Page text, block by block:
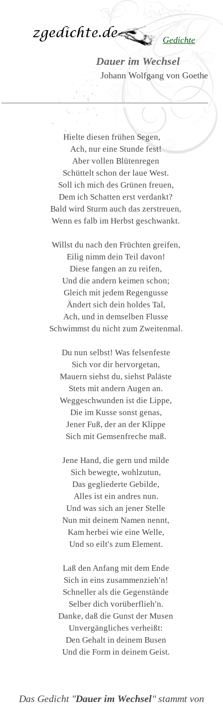
Gedichte
Dauer im Wechsel
Johann Wolfgang von Goethe
Hielte diesen frühen Segen,
Ach, nur eine Stunde fest!
Aber vollen Blütenregen
Schüttelt schon der laue West.
Soll ich mich des Grünen freuen,
Dem ich Schatten erst verdankt?
Bald wird Sturm auch das zerstreuen,
Wenn es falb im Herbst geschwankt.
Willst du nach den Früchten greifen,
Eilig nimm dein Teil davon!
Diese fangen an zu reifen,
Und die andern keimen schon;
Gleich mit jedem Regengusse
Ändert sich dein holdes Tal,
Ach, und in demselben Flusse
Schwimmst du nicht zum Zweitenmal.
Du nun selbst! Was felsenfeste
Sich vor dir hervorgetan,
Mauern siehst du, siehst Paläste
Stets mit andern Augen an.
Weggeschwunden ist die Lippe,
Die im Kusse sonst genas,
Jener Fuß, der an der Klippe
Sich mit Gemsenfreche maß.
Jene Hand, die gern und milde
Sich bewegte, wohlzutun,
Das gegliederte Gebilde,
Alles ist ein andres nun.
Und was sich an jener Stelle
Nun mit deinem Namen nennt,
Kam herbei wie eine Welle,
Und so eilt′s zum Element.
Laß den Anfang mit dem Ende
Sich in eins zusammenzieh′n!
Schneller als die Gegenstände
Selber dich vorüberflieh′n.
Danke, daß die Gunst der Musen
Unvergängliches verheißt:
Den Gehalt in deinem Busen
Und die Form in deinem Geist.
Das Gedicht "Dauer im Wechsel" stammt von